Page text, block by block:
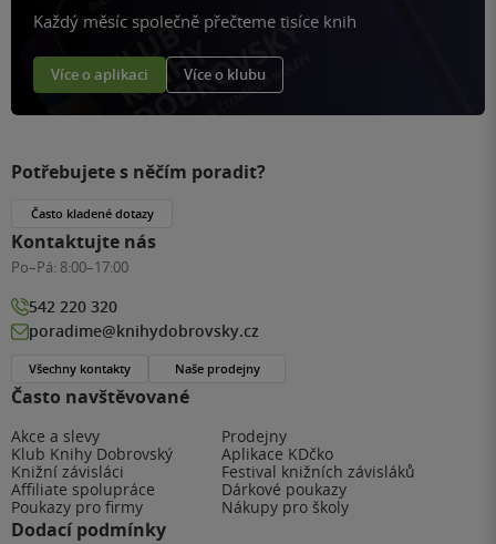
Každý měsíc společně přečteme tisíce knih
Více o aplikaci Více o klubu
Často navštěvované
Akce a slevy
Prodejny
Klub Knihy Dobrovský
Aplikace KDčko
Knižní závisláci
Festival knižních závisláků
Affiliate spolupráce
Dárkové poukazy
Poukazy pro firmy
Nákupy pro školy
Dodací podmínky
Potřebujete s něčím poradit?
Často kladené dotazy
Kontaktujte nás
Po–Pá: 8:00–17:00
542 220 320
poradime@knihydobrovsky.cz
Všechny kontakty Naše prodejny